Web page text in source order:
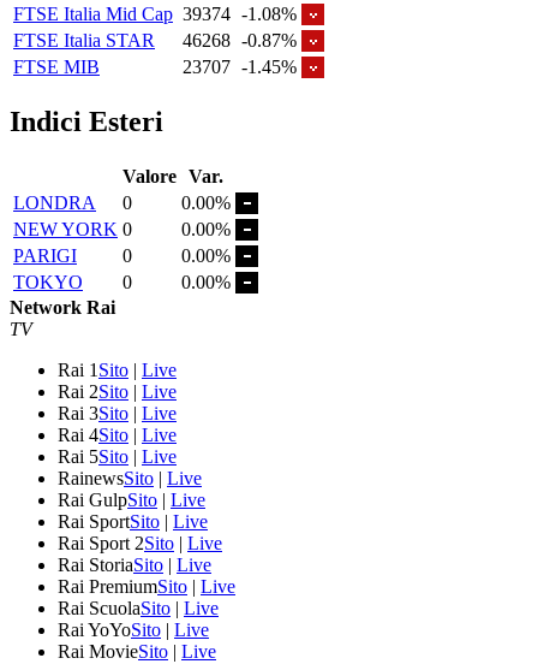
FTSE Italia Mid Cap 39374 -1.08%
FTSE Italia STAR
46268 -0.87%
FTSE MIB
23707 -1.45%
Indici Esteri
Valore Var.
LONDRA
0
0.00%
NEW YORK 0
0.00%
PARIGI
0
0.00%
TOKYO
0
0.00%
Network Rai
TV
Rai 1 Sito | Live
Rai 2Sito | Live
Rai 3Sito | Live
Rai 4Sito | Live
Rai 5Sito | Live
RainewsSito | Live
Rai GulpSito | Live
Rai SportSito | Live
Rai Sport 2Sito | Live
Rai StoriaSito | Live
Rai PremiumSito | Live
Rai ScuolaSito | Live
Rai YoYoSito | Live
Rai MovieSito | Live